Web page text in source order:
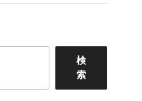
検
索